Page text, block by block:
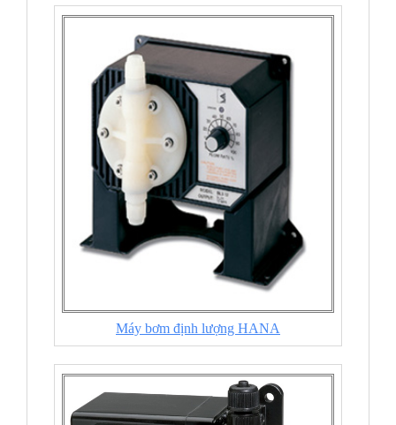
Máy bơm định lượng HANA